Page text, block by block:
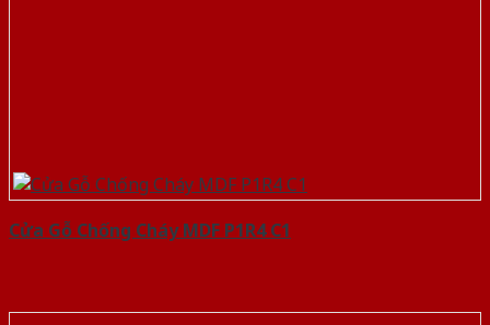
Cửa Gỗ Chống Cháy MDF P1R4 C1